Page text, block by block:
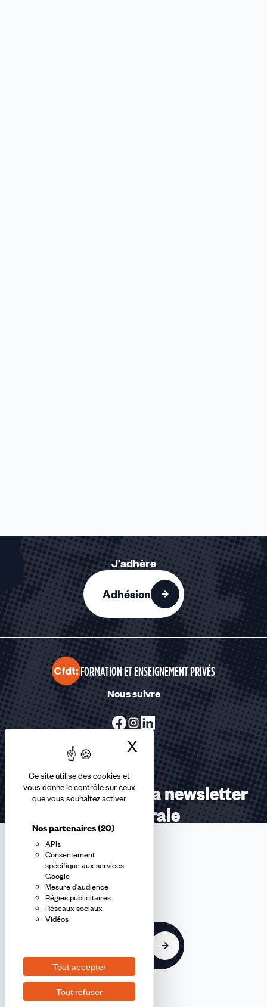
Ce site utilise des cookies et
vous donne le contrôle sur ceux
que vous souhaitez activer
Nos partenaires(20)
APIs
Consentement
spécifique aux services
Google
Mesure d'audience
Régies publicitaires
Réseaux sociaux
Vidéos
Tout accepter
Tout refuser
X Masquer le
J'adhère
Adhésion
FORMATION ET ENSEIGNEMENT PRIVÉS
Nous suivre
Abonnez-vous à la newsletter
confédérale
En m'inscrivant à la newsletter, j'affirme avoir pris connaissance de
lapolitique de confidentialité de la CFDT